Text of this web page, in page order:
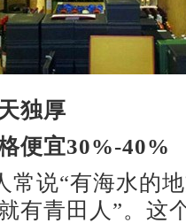
独厚
便宜30%-40%
说“有海水的地
有青田人”。这